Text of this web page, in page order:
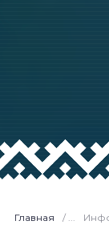
Главная / ...